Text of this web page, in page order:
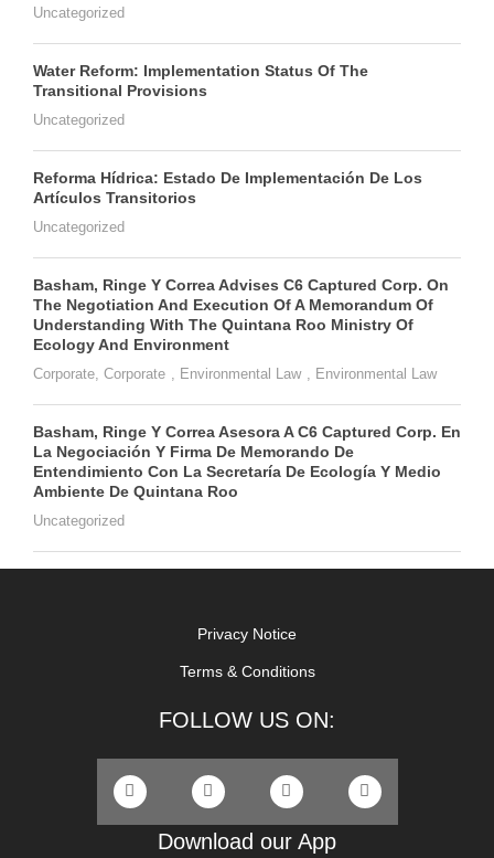
Uncategorized
Water Reform: Implementation Status Of The
Transitional Provisions
Uncategorized
Reforma Hídrica: Estado De Implementación De Los
Artículos Transitorios
Uncategorized
Basham, Ringe Y Correa Advises C6 Captured Corp. On
The Negotiation And Execution Of A Memorandum Of
Understanding With The Quintana Roo Ministry Of
Ecology And Environment
Corporate Corporate Environmental Law Environmental Law
Basham, Ringe Y Correa Asesora A C6 Captured Corp. En
La Negociación Y Firma De Memorando De
Entendimiento Con La Secretaría De Ecología Y Medio
Ambiente De Quintana Roo
Uncategorized
Privacy Notice
Terms & Conditions
FOLLOW US ON:
Download our App